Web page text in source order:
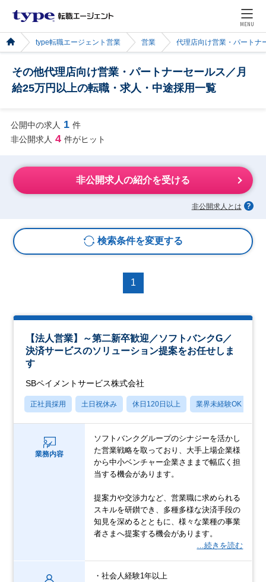
MENU
type転職エージェント営業 営業 代理店向け営業・パートナ
その他代理店向け営業・パートナーセールス／月
給25万円以上の転職・求人・中途採用一覧
公開中の求人 1 件
非公開求人 4 件がヒット
非公開求人の紹介を受ける
非公開求人とは
検索条件を変更する
1
【法人営業】～第二新卒歓迎／ソフトバンクG／
決済サービスのソリューション提案をお任せしま
す
SBペイメントサービス株式会社
正社員採用 土日祝休み 休日120日以上 業界未経験OK
業務内容
ソフトバンクグループのシナジーを活かし
た営業戦略を取っており、大手上場企業様
から中小ベンチャー企業さままで幅広く担
当する機会があります。
提案力や交渉力など、営業職に求められる
スキルを研鑚でき、多種多様な決済手段の
知見を深めるとともに、様々な業種の事業
者さまへ提案する機会があります。
…続きを読む
・社会人経験1年以上